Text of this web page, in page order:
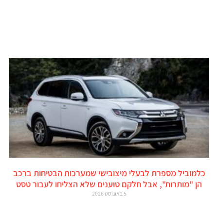
כלמוביל מספרת לבעלי מיצובישי שמערכות הבטיחות ברכב
הן "מותרות", אבל חלקם טוענים שלא הצליחו לעבור טסט
5 באוגוסט 2026